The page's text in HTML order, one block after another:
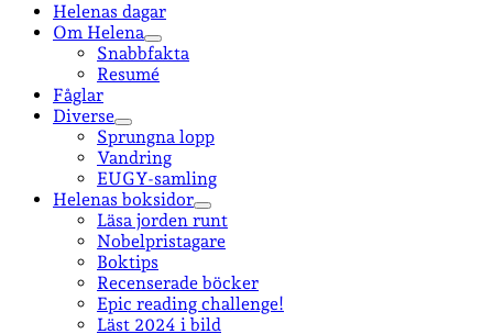
Helenas dagar
Om Helena
öppna
undermeny
Snabbfakta
Resumé
Fåglar
Diverse
öppna
undermeny
Sprungna lopp
Vandring
EUGY-samling
Helenas boksidor
öppna
undermeny
Läsa jorden runt
Nobelpristagare
Boktips
Recenserade böcker
Epic reading challenge!
Läst 2024 i bild